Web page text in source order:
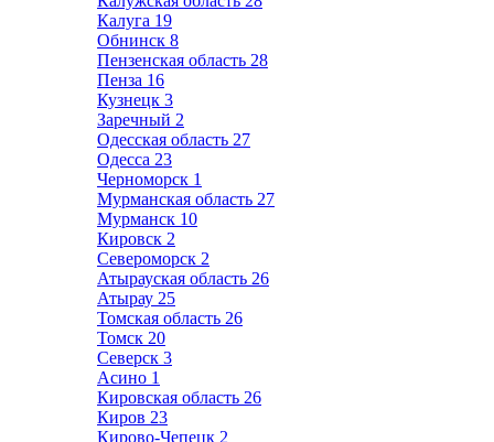
Калуга 19
Обнинск 8
Пензенская область 28
Пенза 16
Кузнецк 3
Заречный 2
Одесская область 27
Одесса 23
Черноморск 1
Мурманская область 27
Мурманск 10
Кировск 2
Североморск 2
Атырауская область 26
Атырау 25
Томская область 26
Томск 20
Северск 3
Асино 1
Кировская область 26
Киров 23
Кирово-Чепецк 2